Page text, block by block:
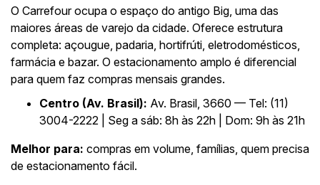
O Carrefour ocupa o espaço do antigo Big, uma das
maiores áreas de varejo da cidade. Oferece estrutura
completa: açougue, padaria, hortifrúti, eletrodomésticos,
farmácia e bazar. O estacionamento amplo é diferencial
para quem faz compras mensais grandes.
Centro (Av. Brasil): Av. Brasil, 3660 — Tel: (11)
3004-2222 | Seg a sáb: 8h às 22h | Dom: 9h às 21h
Melhor para: compras em volume, famílias, quem precisa
de estacionamento fácil.